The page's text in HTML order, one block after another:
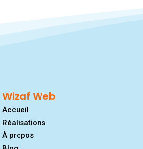
Wizaf Web
Accueil
Réalisations
À propos